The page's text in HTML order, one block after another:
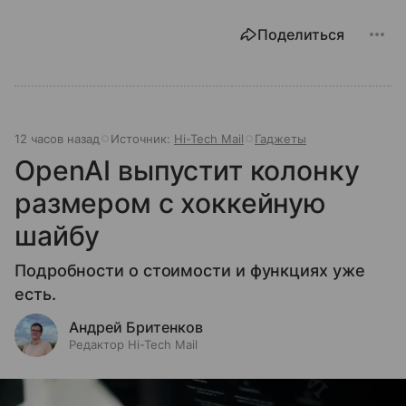
Поделиться
12 часов назад Источник: Hi-Tech Mail Гаджеты
OpenAI выпустит колонку
размером с хоккейную
шайбу
Подробности о стоимости и функциях уже
есть.
Андрей Бритенков
Редактор Hi-Tech Mail